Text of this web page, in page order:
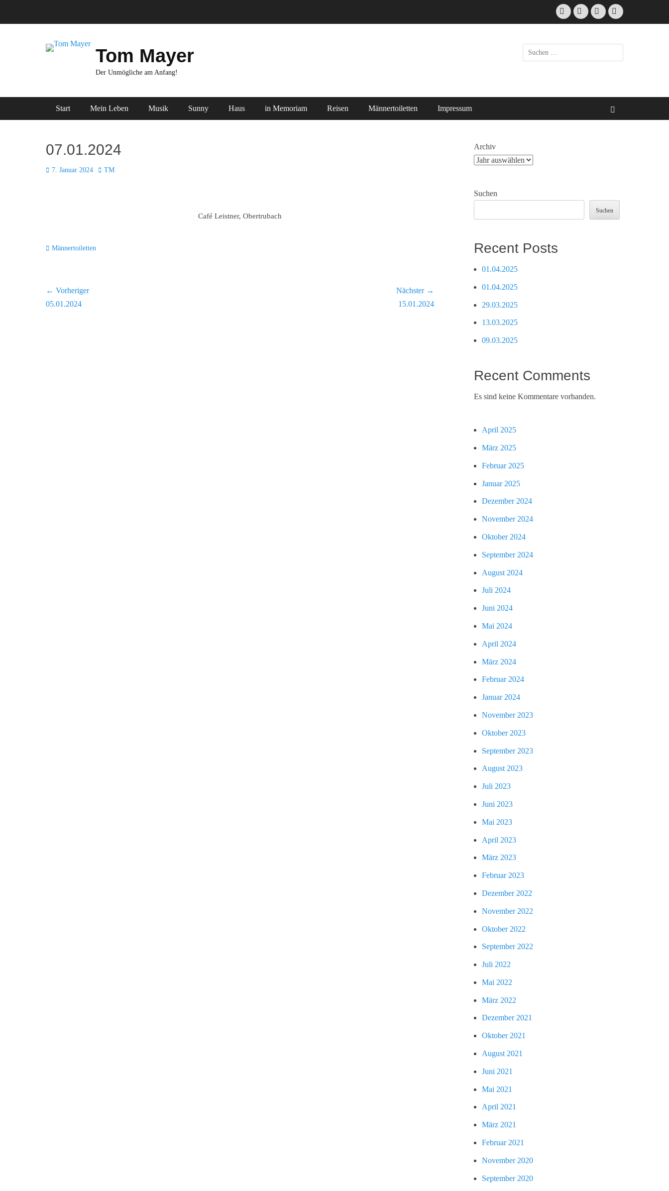
Facebook
E-
Mail
InstagramWebsite
Tom Mayer
Der Unmögliche am Anfang!
Suche
nach:
Primäres Menü
Start Mein Leben Musik Sunny Haus in Memoriam Reisen Männertoiletten Impressum
07.01.2024
Posted
7. Januar 2024 Autor
TM
Café Leistner, Obertrubach
Kategorien
Männertoiletten
Beitragsnavigation
← Vorheriger
Vorheriger
05.01.2024
Nächster →
15.01.2024
Archiv
Suchen
Suchen
Recent Posts
01.04.2025
01.04.2025
29.03.2025
13.03.2025
09.03.2025
Recent Comments
Es sind keine Kommentare vorhanden.
April 2025
März 2025
Februar 2025
Januar 2025
Dezember 2024
November 2024
Oktober 2024
September 2024
August 2024
Juli 2024
Juni 2024
Mai 2024
April 2024
März 2024
Februar 2024
Januar 2024
November 2023
Oktober 2023
September 2023
August 2023
Juli 2023
Juni 2023
Mai 2023
April 2023
März 2023
Februar 2023
Dezember 2022
November 2022
Oktober 2022
September 2022
Juli 2022
Mai 2022
März 2022
Dezember 2021
Oktober 2021
August 2021
Juni 2021
Mai 2021
April 2021
März 2021
Februar 2021
November 2020
September 2020